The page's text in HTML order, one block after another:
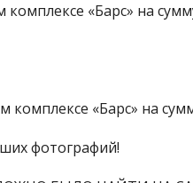
«Барс» на
«Барс» на
фотографий!